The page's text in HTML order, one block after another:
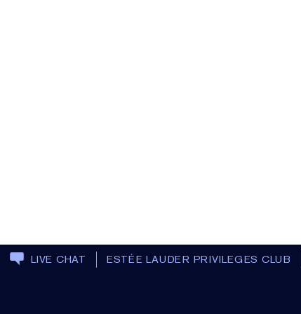
LIVE CHAT ESTÉE LAUDER PRIVILEGES CLUB